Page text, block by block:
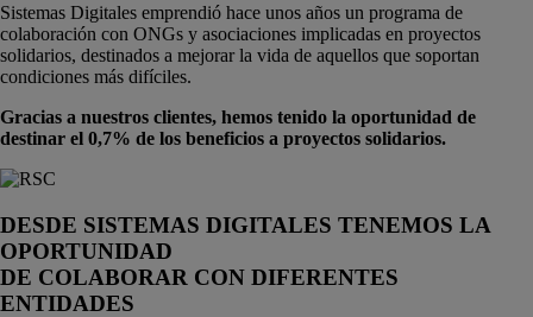
Sistemas Digitales emprendió hace unos años un programa de
colaboración con ONGs y asociaciones implicadas en proyectos
solidarios, destinados a mejorar la vida de aquellos que soportan
condiciones más difíciles.
Gracias a nuestros clientes, hemos tenido la oportunidad de
destinar el 0,7% de los beneficios a proyectos solidarios.
DESDE SISTEMAS DIGITALES TENEMOS LA
OPORTUNIDAD
DE COLABORAR CON DIFERENTES
ENTIDADES